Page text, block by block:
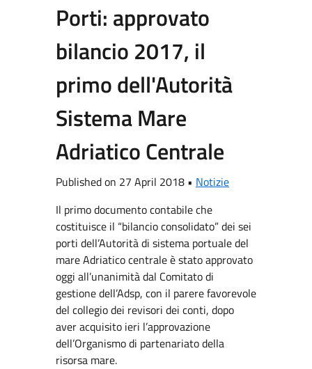
Porti: approvato
bilancio 2017, il
primo dell'Autorità
Sistema Mare
Adriatico Centrale
Published on 27 April 2018 • Notizie
Il primo documento contabile che
costituisce il “bilancio consolidato” dei sei
porti dell’Autorità di sistema portuale del
mare Adriatico centrale è stato approvato
oggi all’unanimità dal Comitato di
gestione dell’Adsp, con il parere favorevole
del collegio dei revisori dei conti, dopo
aver acquisito ieri l’approvazione
dell’Organismo di partenariato della
risorsa mare.